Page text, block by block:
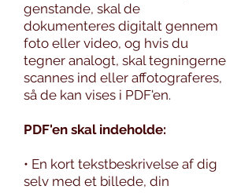
genstande, skal de
dokumenteres digitalt gennem
foto eller video, og hvis du
tegner analogt, skal tegningerne
scannes ind eller affotograferes,
så de kan vises i PDF'en.
PDF'en skal indeholde:
• En kort tekstbeskrivelse af dig
selv med et billede, din